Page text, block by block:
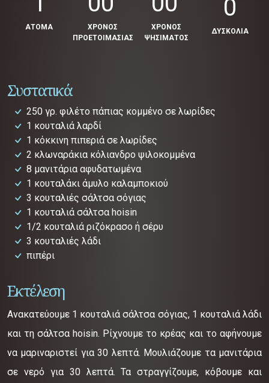
ΑΤΟΜΑ
ΧΡΟΝΟΣ
ΠΡΟΕΤΟΙΜΑΣΙΑΣ
ΧΡΟΝΟΣ
ΨΗΣΙΜΑΤΟΣ
0
ΔΥΣΚΟΛΙΑ
Συστατικά
250 γρ. φιλέτο πάπιας κομμένο σε λωρίδες
1 κουταλιά λαρδί
1 κόκκινη πιπεριά σε λωρίδες
2 κλωναράκια κόλιανδρο ψιλοκομμένα
8 μανιτάρια αφυδατωμένα
1 κουταλάκι άμυλο καλαμποκιού
3 κουταλιές σάλτσα σόγιας
1 κουταλιά σάλτσα hoisin
1/2 κουταλιά ριζόκρασο ή σέρυ
3 κουταλιές λάδι
πιπέρι
Εκτέλεση
Ανακατεύουμε 1 κουταλιά σάλτσα σόγιας, 1 κουταλιά λάδι
και τη σάλτσα hoisin. Ρίχνουμε το κρέας και το αφήνουμε
να μαριναριστεί για 30 λεπτά. Μουλιάζουμε τα μανιτάρια
σε νερό για 30 λεπτά. Τα στραγγίζουμε, κόβουμε και